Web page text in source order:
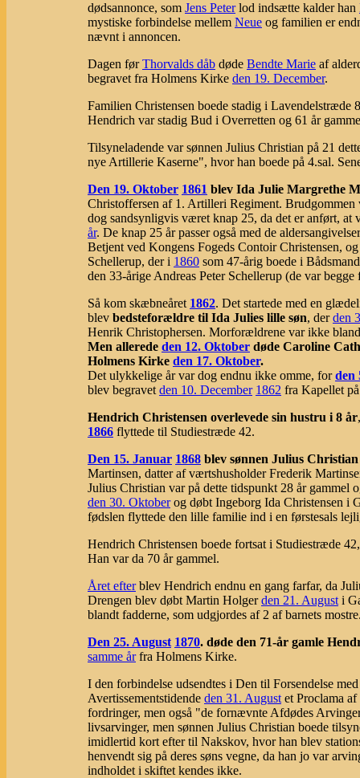
dødsannonce, som Jens Peterlod indsætte kalder han
mystiske forbindelse mellem Neue og familien er
nævnt i annoncen.
Dagen førThorvalds dåb døde Bendte Marie af
begravet fra Holmens Kirke den 19. December.
Familien Christensen boede stadig i Lavendelstræde
Hendrich var stadig Bud i Overretten og 61 år
Tilsyneladende var sønnen Julius Christian på 21
nye Artillerie Kaserne", hvor han boede på 4.sal.
Den 19. Oktober 1861 blev Ida Julie Margrethe
Christoffersen af 1. Artilleri Regiment. Brudgommen
dog sandsynligvis været knap 25, da det er anført,
år. De knap 25 år passer også med de
Betjent ved Kongens Fogeds Contoir Christensen,
Schellerup, der i 1860 som 47-årig boede i
den 33-årige Andreas Peter Schellerup (de var
Så kom skæbneåret 1862. Det startede med en
blev bedsteforældre til Ida Julies lille søn, derden
Henrik Christophersen. Morforældrene var ikke
Men allerede den 12. Oktober døde Caroline
Holmens Kirke den 17. Oktober.
Det ulykkelige år var dog endnu ikke omme, forden
blev begravet den 10. December 1862 fra Kapellet
Hendrich Christensen overlevede sin hustru i 8 år
1866 flyttede til Studiestræde 42.
Den 15. Januar 1868 blev sønnen Julius
Martinsen, datter af værtshusholder Frederik
Julius Christian var på dette tidspunkt 28 år gammel
den 30. Oktoberog døbt Ingeborg Ida Christensen i
fødslen flyttede den lille familie ind i en førstesals
Hendrich Christensen boede fortsat i Studiestræde
Han var da 70 år gammel.
Året efterblev Hendrich endnu en gang farfar, da
Drengen blev døbt Martin Holgerden 21. August i
blandt fadderne, som udgjordes af 2 af barnets
Den 25. August 1870. døde den 71-år gamle
samme årfra Holmens Kirke.
I den forbindelse udsendtes i Den til Forsendelse
Avertissementstidende den 31. August et Proclama
fordringer, men også "de fornævnte Afdødes
livsarvinger, men sønnen Julius Christian boede
imidlertid kort efter til Nakskov, hvor han blev
henvendt sig på deres søns vegne, da han jo var
indholdet i skiftet kendes ikke.